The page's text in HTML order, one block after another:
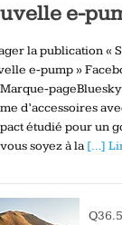
e-
la publication «
e-pump »
d’accessoires
étudié pour un
soyez à la […]